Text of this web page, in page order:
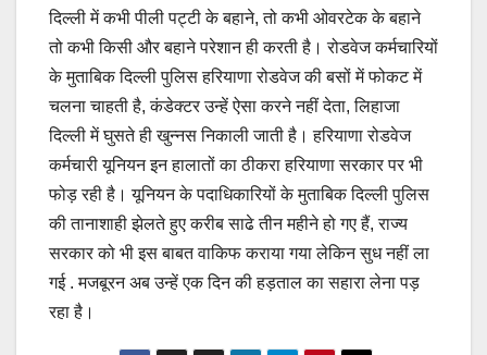
दिल्ली में कभी पीली पट्टी के बहाने, तो कभी ओवरटेक के बहाने
तो कभी किसी और बहाने परेशान ही करती है। रोडवेज कर्मचारियों
के मुताबिक दिल्ली पुलिस हरियाणा रोडवेज की बसों में फोकट में
चलना चाहती है, कंडेक्टर उन्हें ऐसा करने नहीं देता, लिहाजा
दिल्ली में घुसते ही खुन्नस निकाली जाती है। हरियाणा रोडवेज
कर्मचारी यूनियन इन हालातों का ठीकरा हरियाणा सरकार पर भी
फोड़ रही है। यूनियन के पदाधिकारियों के मुताबिक दिल्ली पुलिस
की तानाशाही झेलते हुए करीब साढे तीन महीने हो गए हैं, राज्य
सरकार को भी इस बाबत वाकिफ कराया गया लेकिन सुध नहीं ला
गई . मजबूरन अब उन्हें एक दिन की हड़ताल का सहारा लेना पड़
रहा है।